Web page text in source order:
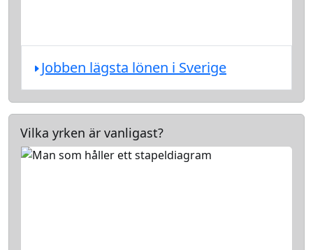
Jobben lägsta lönen i Sverige
Vilka yrken är vanligast?